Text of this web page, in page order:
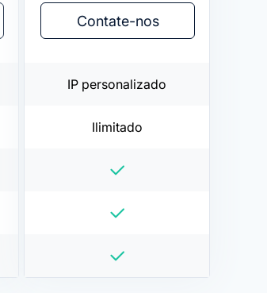
Contate-nos
IP personalizado
Ilimitado